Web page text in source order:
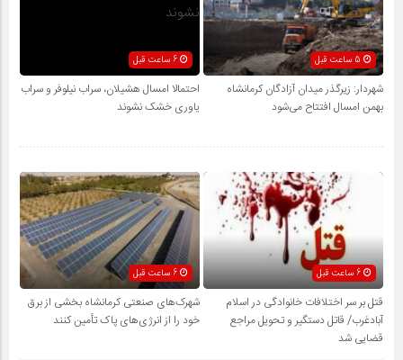
شهردار: زیرگذر میدان آزادگان کرمانشاه
بهمن امسال افتتاح می‌شود
احتمالا امسال هشیلان، سراب نیلوفر و سراب
یاوری خشک نشوند
6 ساعت قبل
قتل بر سر اختلافات خانوادگی در اسلام
آبادغرب/ قاتل دستگیر و تحویل مراجع
قضایی شد
شهرک‌های صنعتی کرمانشاه بخشی از برق
خود را از انرژی‌های پاک تأمین کنند